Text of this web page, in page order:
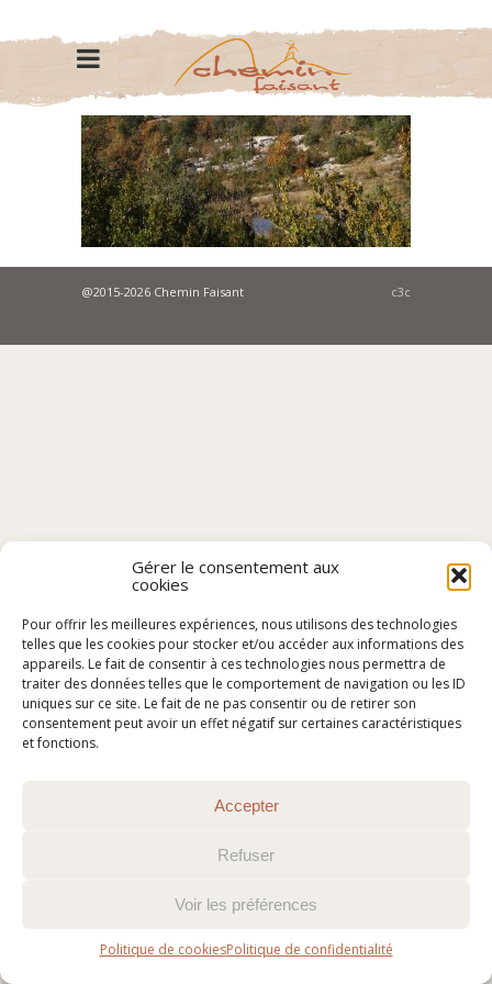
Gérer le consentement aux
cookies
Pour offrir les meilleures expériences, nous utilisons des technologies
telles que les cookies pour stocker et/ou accéder aux informations des
appareils. Le fait de consentir à ces technologies nous permettra de
traiter des données telles que le comportement de navigation ou les ID
uniques sur ce site. Le fait de ne pas consentir ou de retirer son
consentement peut avoir un effet négatif sur certaines caractéristiques
et fonctions.
Accepter
Refuser
Voir les préférences
Politique de cookiesPolitique de confidentialité
@2015-2026 Chemin Faisant c3c